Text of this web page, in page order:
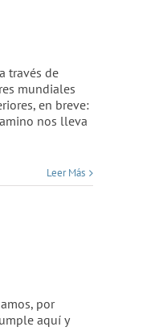
través de
mundiales
en breve:
nos lleva
Leer Más
por
aquí y